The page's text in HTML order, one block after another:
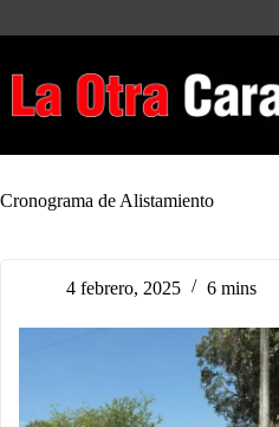
Cronograma de Alistamiento
4 febrero, 2025 6 mins